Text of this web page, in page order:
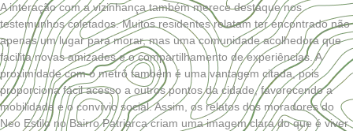
A interação com a vizinhança também merece destaque nos
testemunhos coletados. Muitos residentes relatam ter encontrado não
apenas um lugar para morar, mas uma comunidade acolhedora que
facilita novas amizades e o compartilhamento de experiências. A
proximidade com o metrô também é uma vantagem citada, pois
proporciona fácil acesso a outros pontos da cidade, favorecendo a
mobilidade e o convívio social. Assim, os relatos dos moradores do
Neo Estilo no Bairro Patriarca criam uma imagem clara do que é viver